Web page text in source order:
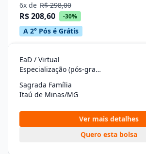
6x de R$ 298,00
R$ 208,60 -30%
A 2° Pós é Grátis
EaD / Virtual
Especialização (pós-graduação)
Sagrada Família
Itaú de Minas/MG
Ver mais detalhes
Quero esta bolsa